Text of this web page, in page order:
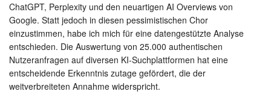
ChatGPT, Perplexity und den neuartigen AI Overviews von
Google. Statt jedoch in diesen pessimistischen Chor
einzustimmen, habe ich mich für eine datengestützte Analyse
entschieden. Die Auswertung von 25.000 authentischen
Nutzeranfragen auf diversen KI-Suchplattformen hat eine
entscheidende Erkenntnis zutage gefördert, die der
weitverbreiteten Annahme widerspricht.